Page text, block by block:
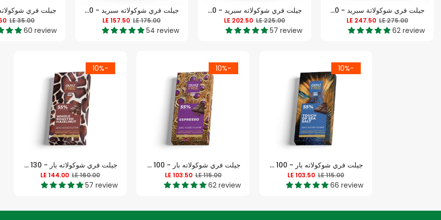
جيلت فري شوكولاتة سبريد - 370 غرام
LE 275.00
LE 247.50
62 review
جيلت فري شوكولاته سبريد - 200 غرام
LE 225.00
LE 202.50
57 review
جيلت فري شوكولاته سبريد - 200 غرام
LE 175.00
LE 157.50
54 review
LE 35.00
60 review
-10%
جيلت فري شوكولاته بار - 100 جرام - ملح البحر
LE 115.00
LE 103.50
66 review
-10%
جيلت فري شوكولاته بار - 100 جرام - إسبريسو
LE 115.00
LE 103.50
62 review
-10%
جيلت فري شوكولاته بار - 130 جرام - البندق المحمص
LE 160.00
LE 144.00
57 review